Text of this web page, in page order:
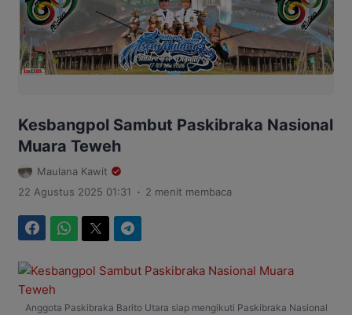
Kesbangpol Sambut Paskibraka Nasional
Muara Teweh
Maulana Kawit
22 Agustus 2025 01:31
. 2 menit membaca
Anggota Paskibraka Barito Utara siap mengikuti Paskibraka Nasional